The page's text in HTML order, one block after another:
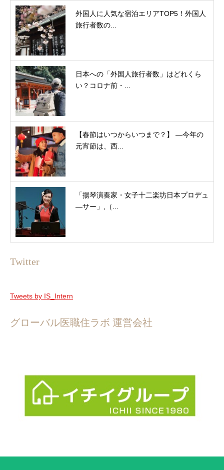
外国人に人気な宿泊エリアTOP5！外国人
旅行者数の...
日本への「外国人旅行者数」はどれくら
い？コロナ前・...
【春節はいつからいつまで？】 ―今年の
元宵節は、西...
「揚琴演奏家・女子十二楽坊日本プロデュ
―サー」,（...
Twitter
Tweets by IS_Intern
グローバル医職住ラボ 運営会社